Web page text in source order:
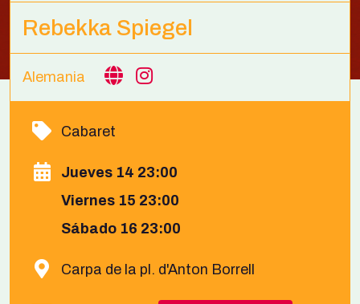
Rebekka Spiegel
Alemania
Cabaret
Jueves 14 23:00
Viernes 15 23:00
Sábado 16 23:00
Carpa de la pl. d'Anton Borrell